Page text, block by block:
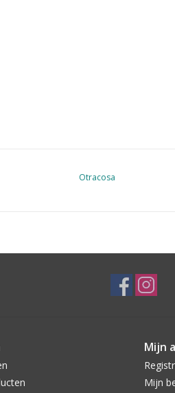
Otracosa
Mijn
Mijn